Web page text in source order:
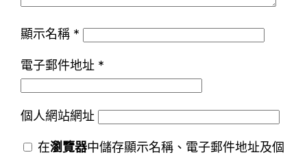
顯示名稱 *
電子郵件地址 *
個人網站網址
在瀏覽器中儲存顯示名稱、電子郵件地址及個